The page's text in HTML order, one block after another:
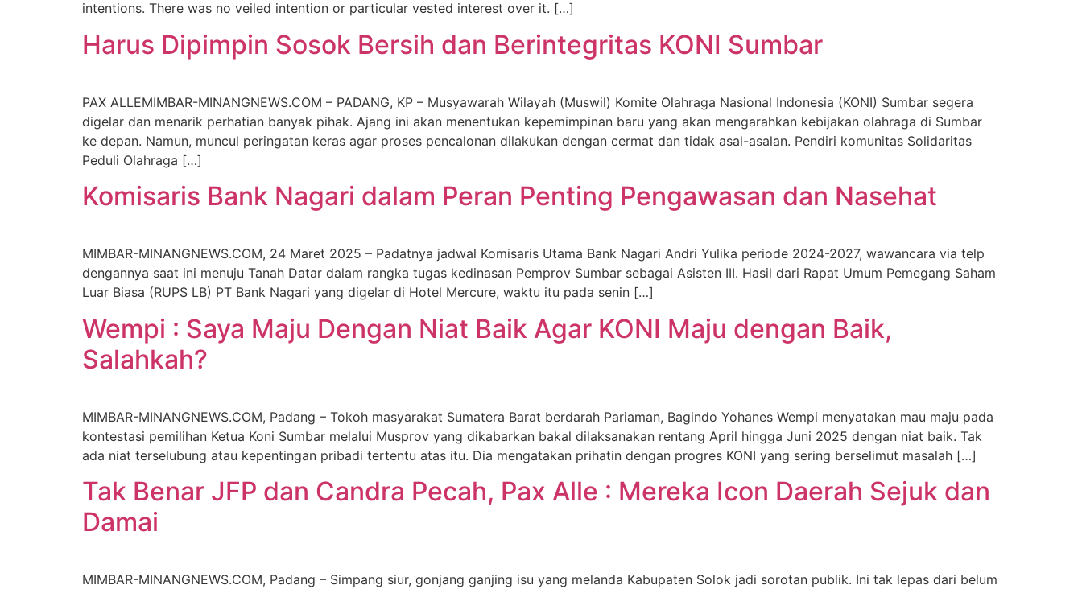
intentions. There was no veiled intention or particular vested interest over it. […]
Harus Dipimpin Sosok Bersih dan Berintegritas KONI Sumbar
PAX ALLEMIMBAR-MINANGNEWS.COM – PADANG, KP – Musyawarah Wilayah (Muswil) Komite Olahraga Nasional Indonesia (KONI) Sumbar segera
digelar dan menarik perhatian banyak pihak. Ajang ini akan menentukan kepemimpinan baru yang akan mengarahkan kebijakan olahraga di Sumbar
ke depan. Namun, muncul peringatan keras agar proses pencalonan dilakukan dengan cermat dan tidak asal-asalan. Pendiri komunitas Solidaritas
Peduli Olahraga […]
Komisaris Bank Nagari dalam Peran Penting Pengawasan dan Nasehat
MIMBAR-MINANGNEWS.COM, 24 Maret 2025 – Padatnya jadwal Komisaris Utama Bank Nagari Andri Yulika periode 2024-2027, wawancara via telp
dengannya saat ini menuju Tanah Datar dalam rangka tugas kedinasan Pemprov Sumbar sebagai Asisten III. Hasil dari Rapat Umum Pemegang Saham
Luar Biasa (RUPS LB) PT Bank Nagari yang digelar di Hotel Mercure, waktu itu pada senin […]
Wempi : Saya Maju Dengan Niat Baik Agar KONI Maju dengan Baik,
Salahkah?
MIMBAR-MINANGNEWS.COM, Padang – Tokoh masyarakat Sumatera Barat berdarah Pariaman, Bagindo Yohanes Wempi menyatakan mau maju pada
kontestasi pemilihan Ketua Koni Sumbar melalui Musprov yang dikabarkan bakal dilaksanakan rentang April hingga Juni 2025 dengan niat baik. Tak
ada niat terselubung atau kepentingan pribadi tertentu atas itu. Dia mengatakan prihatin dengan progres KONI yang sering berselimut masalah […]
Tak Benar JFP dan Candra Pecah, Pax Alle : Mereka Icon Daerah Sejuk dan
Damai
MIMBAR-MINANGNEWS.COM, Padang – Simpang siur, gonjang ganjing isu yang melanda Kabupaten Solok jadi sorotan publik. Ini tak lepas dari belum